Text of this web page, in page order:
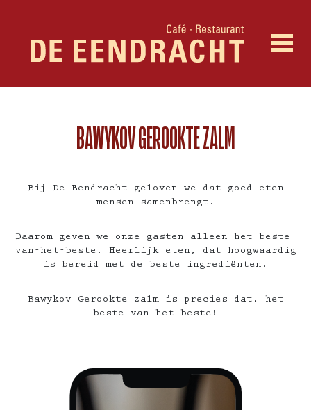
BAWYKOV GEROOKTE ZALM
Bij De Eendracht geloven we dat goed eten
mensen samenbrengt.
Daarom geven we onze gasten alleen het beste-
van-het-beste. Heerlijk eten, dat hoogwaardig
is bereid met de beste ingrediënten.
Bawykov Gerookte zalm is precies dat, het
beste van het beste!